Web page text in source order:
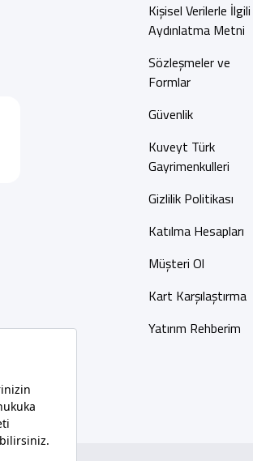
Kişisel Verilerle İlgili
Aydınlatma Metni
Sözleşmeler ve
Formlar
Güvenlik
Kuveyt Türk
Gayrimenkulleri
Gizlilik Politikası
Katılma Hesapları
Müşteri Ol
Kart Karşılaştırma
Yatırım Rehberim